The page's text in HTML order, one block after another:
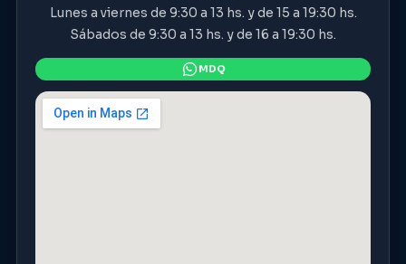
Lunes a viernes de 9:30 a 13 hs. y de 15 a 19:30 hs.
Sábados de 9:30 a 13 hs. y de 16 a 19:30 hs.